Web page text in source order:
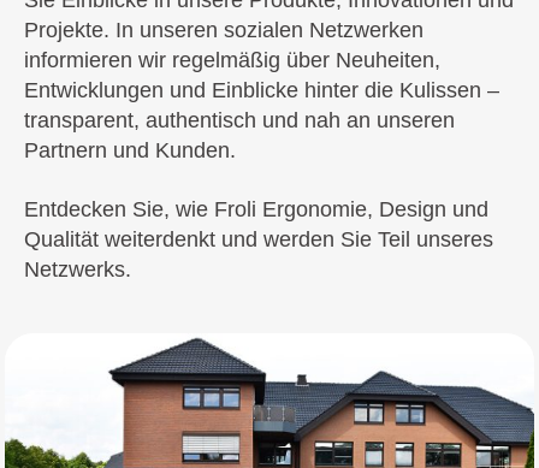
Projekte. In unseren sozialen Netzwerken
informieren wir regelmäßig über Neuheiten,
Entwicklungen und Einblicke hinter die Kulissen –
transparent, authentisch und nah an unseren
Partnern und Kunden.
Entdecken Sie, wie Froli Ergonomie, Design und
Qualität weiterdenkt und werden Sie Teil unseres
Netzwerks.